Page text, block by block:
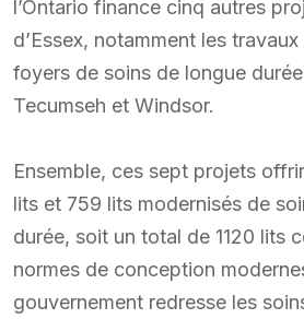
l’Ontario finance cinq autres
d’Essex, notamment les
foyers de soins de longue
Tecumseh et Windsor.
Ensemble, ces sept projets
lits et 759 lits modernisés de
durée, soit un total de 1120 lits
normes de conception
gouvernement redresse les